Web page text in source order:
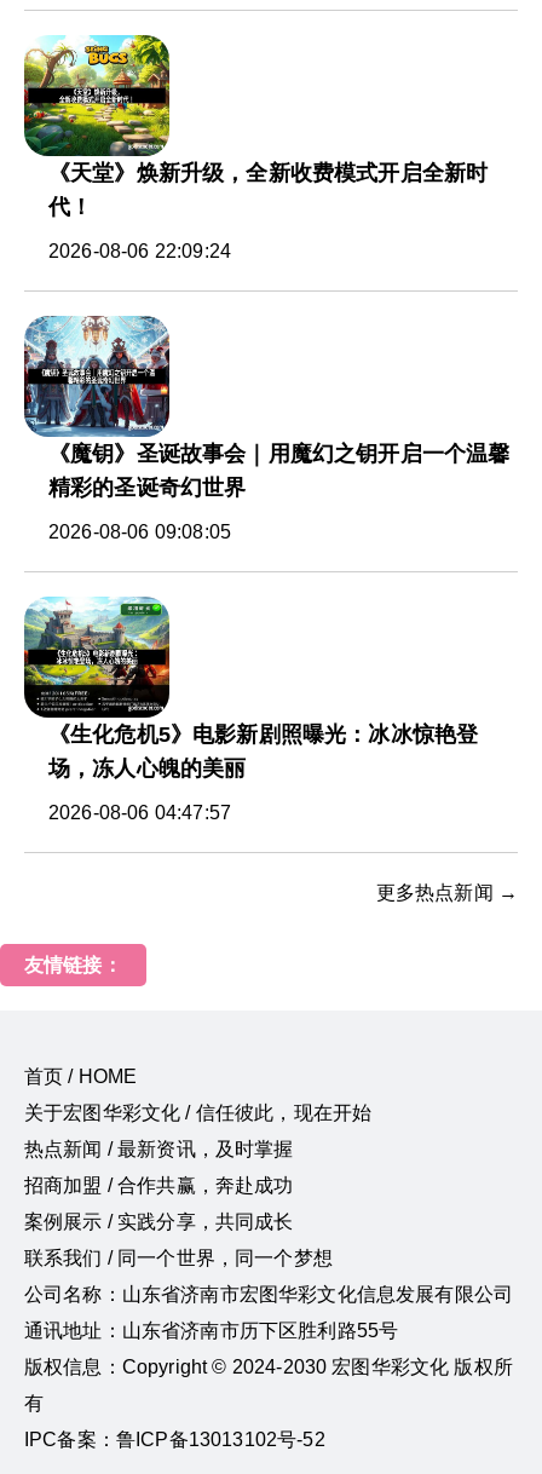
《天堂》焕新升级，全新收费模式开启全新时
代！
2026-08-06 22:09:24
《魔钥》圣诞故事会｜用魔幻之钥开启一个温馨
精彩的圣诞奇幻世界
2026-08-06 09:08:05
《生化危机5》电影新剧照曝光：冰冰惊艳登
场，冻人心魄的美丽
2026-08-06 04:47:57
更多热点新闻 →
友情链接：
首页 / HOME
关于宏图华彩文化 / 信任彼此，现在开始
热点新闻 / 最新资讯，及时掌握
招商加盟 / 合作共赢，奔赴成功
案例展示 / 实践分享，共同成长
联系我们 / 同一个世界，同一个梦想
公司名称：山东省济南市宏图华彩文化信息发展有限公司
通讯地址：山东省济南市历下区胜利路55号
版权信息：Copyright © 2024-2030 宏图华彩文化 版权所
有
IPC备案：鲁ICP备13013102号-52